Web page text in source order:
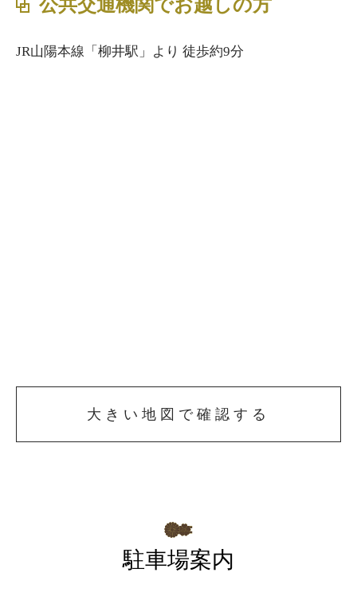
公共交通機関でお越しの方
JR山陽本線「柳井駅」より 徒歩約9分
大きい地図で確認する
駐車場案内